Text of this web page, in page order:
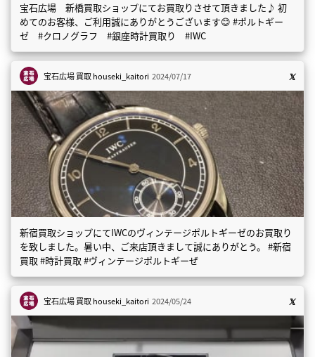
宝石広場 新橋買取ショップにてお買取りさせて頂きました♪ 初
めてのお客様、ご利用誠にありがとうございます😊 #ポルトギー
ゼ #クロノグラフ #銀座時計買取り #IWC
宝石広場 買取houseki_kaitori 2024/07/17
新宿買取ショップにてIWCのヴィンテージポルトギーゼのお買取り
を致しました。暑い中、ご来店頂きまして誠にありがとう。 #新宿
買取 #時計買取 #ヴィンテージポルトギーぜ
宝石広場 買取houseki_kaitori 2024/05/24